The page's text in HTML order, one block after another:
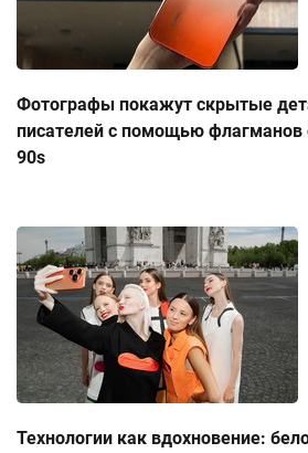
Фотографы покажут скрытые
писателей с помощью флагманов
90s
Технологии как вдохновение: